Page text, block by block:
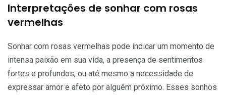
Interpretações de sonhar com rosas
vermelhas
Sonhar com rosas vermelhas pode indicar um momento de
intensa paixão em sua vida, a presença de sentimentos
fortes e profundos, ou até mesmo a necessidade de
expressar amor e afeto por alguém próximo. Esses sonhos